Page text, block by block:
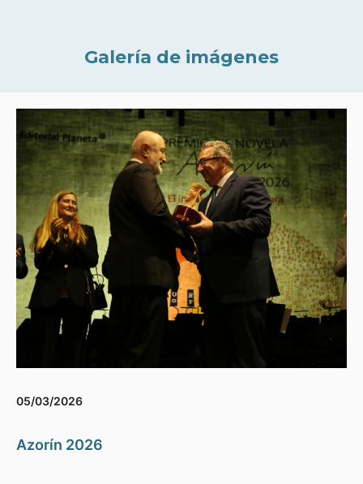
Galería de imágenes
05/03/2026
Azorín 2026